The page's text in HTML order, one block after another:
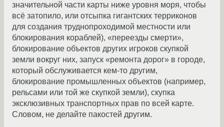
значительной части карты ниже уровня моря, чтобы
всё затопило, или отсыпка гигантских терриконов
для создания труднопроходимой местности или
блокирования кораблей), «переезды смерти»,
блокирование объектов других игроков скупкой
земли вокруг них, запуск «ремонта дорог» в городе,
который обслуживается кем-то другим,
блокирование промышленных объектов (например,
рельсами или той же скупкой земли), скупка
эксклюзивных транспортных прав по всей карте.
Словом, не делайте пакостей другим.